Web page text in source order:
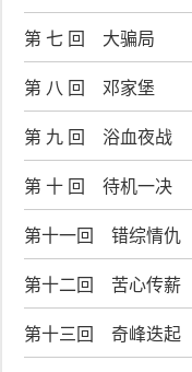
第 七 回 大骗局
第 八 回 邓家堡
第 九 回 浴血夜战
第 十 回 待机一决
第十一回 错综情仇
第十二回 苦心传薪
第十三回 奇峰迭起